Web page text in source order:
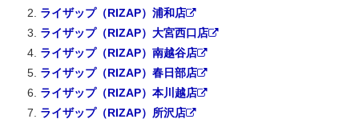
ライザップ（RIZAP）浦和店
ライザップ（RIZAP）大宮西口店
ライザップ（RIZAP）南越谷店
ライザップ（RIZAP）春日部店
ライザップ（RIZAP）本川越店
ライザップ（RIZAP）所沢店